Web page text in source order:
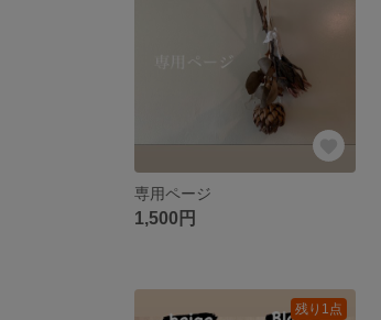
専用ページ
1,500円
残り1点